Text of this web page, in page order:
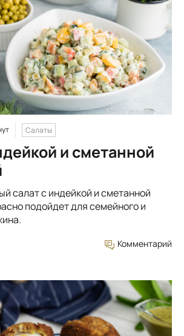
Салаты
и сметанной
салат с индейкой и сметанной
подойдет для семейного и
Комментарий